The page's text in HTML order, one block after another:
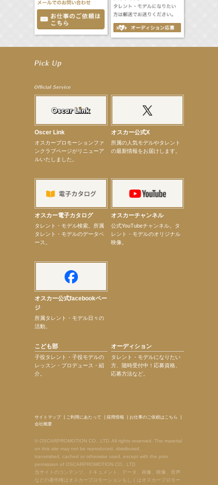
【前川泰之】舞台「グレンギャリー・グレンロス」公演詳細解禁！
【elfin’】7thシングル『全世界』がFM-UUでO.A.決定♪
【elfin’】8月16日（日）「全世界」発売記念イベント決定！
【elfin’】7thシングル『全世界』がFM TANABEでO.A.決定♪
【昆虫ハンター牧田習】宝塚市立手塚治虫記念館トークショー＆宝塚文化芸術センター昆虫展示イ
【昆虫ハンター牧田習】8月13日（木）プライムツリー赤池「ふれあい昆虫フェスティバル」トーク
【井頭愛海】『小さなお葬式』TV-CM出演！
【定本楓馬】WEB DIGVII 連載企画『東京23時』に登場！
【髙橋ひかる】7月雑誌掲載情報
【elfin’】【小倉舞子】8月9日（日）「MxM’s produce event vol.14」に出演決定！
【elfin’】【辻美優】8月28日（金）「辻美優(elfin’)グレイテスト・ショー」に出演決定！
【elfin’】9月27日（日）「Beauty Voice Theater Reboot Vol.3」開催決定！
【本田紗来】「Ray」9月号発売中！
Oscer Link
オスカープロモーションファ
ンクラブページがリニューア
ルいたしました。
オスカー公式X
所属の人気モデルやタレント
の最新情報をお届けします。
オスカー電子カタログ
タレント・モデル検索。所属
タレント・モデルのデータベ
ース。
オスカーチャンネル
公式YouTubeチャンネル。タ
レント・モデルのオリジナル
映像。
オスカー公式facebookペー
ジ
所属タレント・モデル日々の
活動。
こども部
子役タレント・子役モデルの
レッスン・プロデュース・紹
介。
オーディション
タレント・モデルになりたい
方、随時受付中！応募資格、
応募方法など。
サイトマップ| ご利用にあたって 採用情報 お仕事のご依頼はこちら
会社概要
© OSCARPROMOTION CO., LTD. All rights reserved. The material
on this site may not be reproduced, distributed,
transmitted, cached or otherwise used, except with the prior
permission of OSCARPROMOTION CO., LTD.
当サイトのコンテンツ、ドキュメント、データ、画像、映像、音声
などの著作権はオスカープロモーションもしくはオスカープロモー